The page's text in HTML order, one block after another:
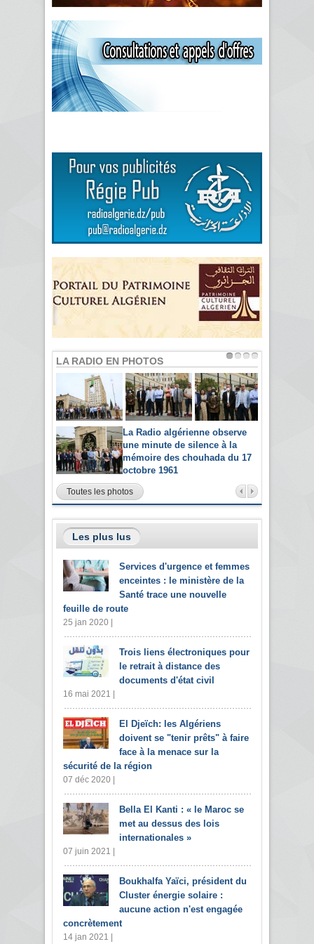
LA RADIO EN PHOTOS
La Radio algérienne observe
une minute de silence à la
mémoire des chouhada du 17
octobre 1961
Toutes les photos
Les plus lus
Services d'urgence et femmes
enceintes : le ministère de la
Santé trace une nouvelle
feuille de route
25 jan 2020 |
Trois liens électroniques pour
le retrait à distance des
documents d'état civil
16 mai 2021 |
El Djeïch: les Algériens
doivent se "tenir prêts" à faire
face à la menace sur la
sécurité de la région
07 déc 2020 |
Bella El Kanti : « le Maroc se
met au dessus des lois
internationales »
07 juin 2021 |
Boukhalfa Yaïci, président du
Cluster énergie solaire :
aucune action n'est engagée
concrètement
14 jan 2021 |